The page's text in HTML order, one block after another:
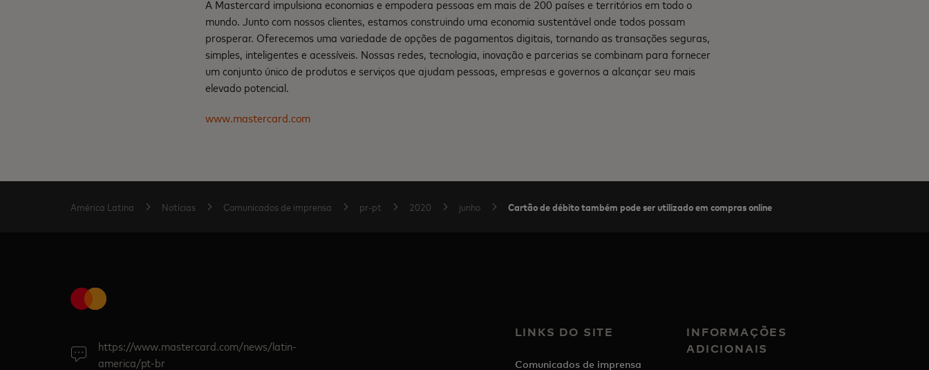
A Mastercard impulsiona economias e empodera pessoas em mais de 200 países e territórios em todo o
mundo. Junto com nossos clientes, estamos construindo uma economia sustentável onde todos possam
prosperar. Oferecemos uma variedade de opções de pagamentos digitais, tornando as transações seguras,
simples, inteligentes e acessíveis. Nossas redes, tecnologia, inovação e parcerias se combinam para fornecer
um conjunto único de produtos e serviços que ajudam pessoas, empresas e governos a alcançar seu mais
elevado potencial.
www.mastercard.com
América Latina Notícias Comunicados de imprensa pr-pt 2020 junho Cartão de débito também pode ser utilizado em compras online
https://www.mastercard.com/news/latin-
america/pt-br
LINKS DO SITE
Comunicados de imprensa
INFORMAÇÕES
ADICIONAIS